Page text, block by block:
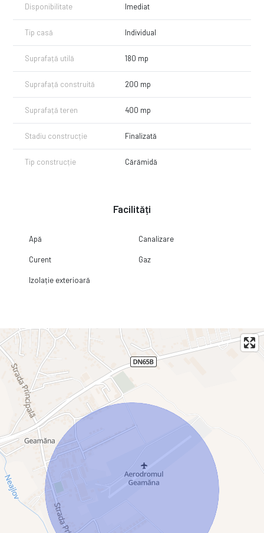
Disponibilitate Imediat
Tip casă Individual
Suprafață utilă 180 mp
Suprafață construită 200 mp
Suprafață teren 400 mp
Stadiu construcție Finalizată
Tip construcție Cărămidă
Facilități
Apă Canalizare
Curent Gaz
Izolație exterioară